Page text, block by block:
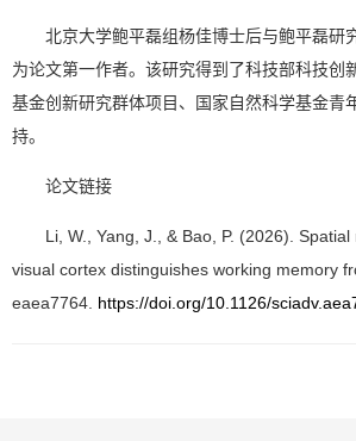
北京大学鲍平磊组杨佳博士后与鲍平磊
为论文第一作者。该研究得到了科技部科技
基金创新研究群体项目、国家自然科学基金
持。
论文链接
Li, W., Yang, J., & Bao, P. (2026).
visual cortex distinguishes working memory
eaea7764. https://doi.org/10.1126/